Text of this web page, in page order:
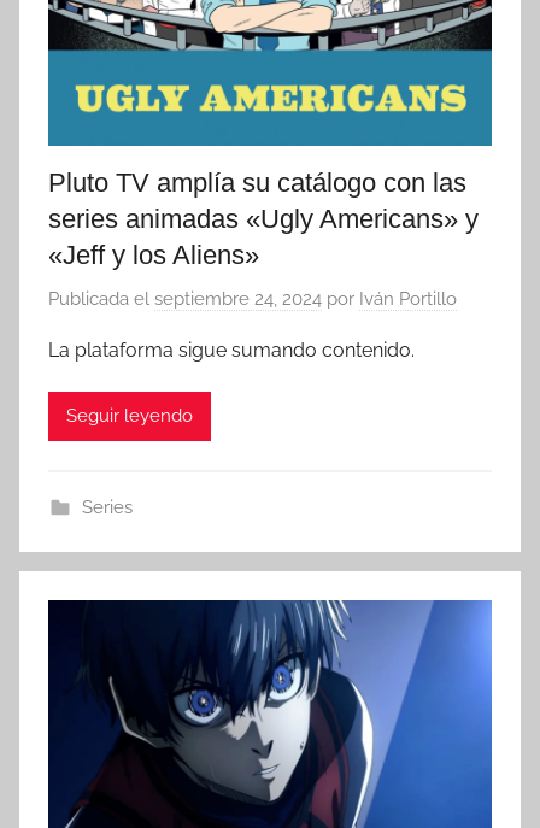
Pluto TV amplía su catálogo con las
series animadas «Ugly Americans» y
«Jeff y los Aliens»
Publicada el septiembre 24, 2024 por Iván Portillo
La plataforma sigue sumando contenido.
Seguir leyendo
Series